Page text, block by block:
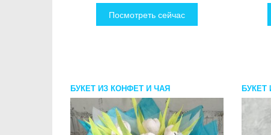
Посмотреть сейчас
БУКЕТ ИЗ КОНФЕТ И ЧАЯ
БУКЕТ